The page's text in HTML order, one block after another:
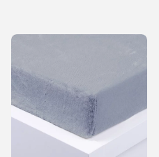
má
lze
vybrat
na
stránce
produktu